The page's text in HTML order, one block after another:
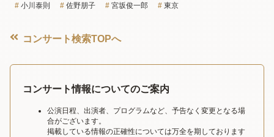
小川泰則
佐野朋子 宮坂俊一郎 東京
コンサート検索TOPへ
コンサート情報についてのご案内
公演日程、出演者、プログラムなど、予告なく変更となる場
合がございます。
掲載している情報の正確性については万全を期しております